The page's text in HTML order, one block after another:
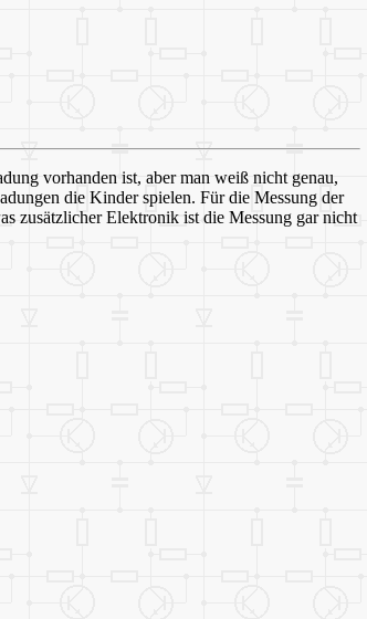
vorhanden ist, aber man weiß nicht genau,
die Kinder spielen. Für die Messung der
zusätzlicher Elektronik ist die Messung gar nicht